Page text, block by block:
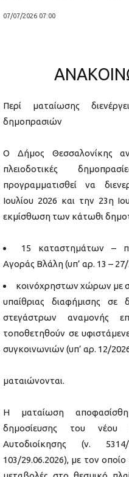
07/07/2026 07:00
Περί ματαίωσης
δημοπρασιών
Ο Δήμος Θεσσαλονίκης
πλειοδοτικές
προγραμματισθεί να
Ιουλίου 2026 και την 23η
εκμίσθωση των κάτωθι
15 καταστημάτων –
Αγοράς Βλάλη (υπ’ αρ. 13 –
κοινόχρηστων χώρων με
υπαίθριας διαφήμισης σε
στεγάστρων αναμονής
τοποθετηθούν σε
συγκοινωνιών (υπ’ αρ. 12/
ματαιώνονται.
Η ματαίωση
δημοσίευσης του νέου
Αυτοδιοίκησης (ν.
103/29.06.2026), με τον